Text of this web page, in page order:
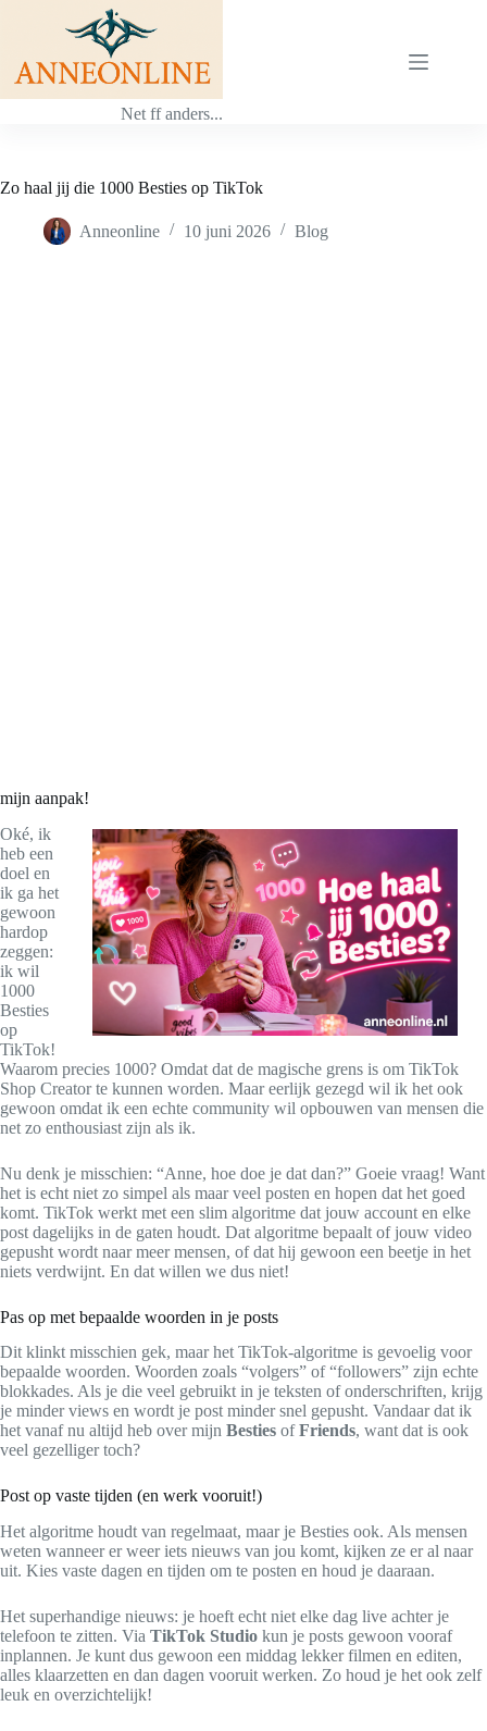
inhoud
Net ff anders...
Zo haal jij die 1000 Besties op TikTok
Anneonline 10 juni 2026 Blog
mijn aanpak!
Oké, ik
heb een
doel en
ik ga het
gewoon
hardop
zeggen:
ik wil
1000
Besties
op
TikTok!
Waarom precies 1000? Omdat dat de magische grens is om TikTok
Shop Creator te kunnen worden. Maar eerlijk gezegd wil ik het ook
gewoon omdat ik een echte community wil opbouwen van mensen die
net zo enthousiast zijn als ik.
Nu denk je misschien: “Anne, hoe doe je dat dan?” Goeie vraag! Want
het is echt niet zo simpel als maar veel posten en hopen dat het goed
komt. TikTok werkt met een slim algoritme dat jouw account en elke
post dagelijks in de gaten houdt. Dat algoritme bepaalt of jouw video
gepusht wordt naar meer mensen, of dat hij gewoon een beetje in het
niets verdwijnt. En dat willen we dus niet!
Pas op met bepaalde woorden in je posts
Dit klinkt misschien gek, maar het TikTok-algoritme is gevoelig voor
bepaalde woorden. Woorden zoals “volgers” of “followers” zijn echte
blokkades. Als je die veel gebruikt in je teksten of onderschriften, krijg
je minder views en wordt je post minder snel gepusht. Vandaar dat ik
het vanaf nu altijd heb over mijn Besties ofFriends, want dat is ook
veel gezelliger toch?
Post op vaste tijden (en werk vooruit!)
Het algoritme houdt van regelmaat, maar je Besties ook. Als mensen
weten wanneer er weer iets nieuws van jou komt, kijken ze er al naar
uit. Kies vaste dagen en tijden om te posten en houd je daaraan.
Het superhandige nieuws: je hoeft echt niet elke dag live achter je
telefoon te zitten. Via TikTok Studio kun je posts gewoon vooraf
inplannen. Je kunt dus gewoon een middag lekker filmen en editen,
alles klaarzetten en dan dagen vooruit werken. Zo houd je het ook zelf
leuk en overzichtelijk!